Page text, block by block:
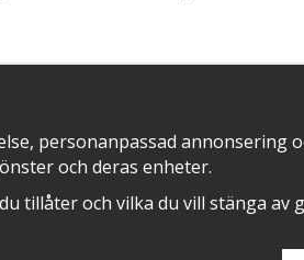
personanpassad annonsering
och deras enheter.
tillåter och vilka du vill stänga